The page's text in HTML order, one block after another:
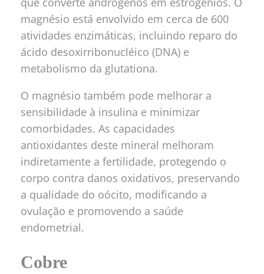
magnésio está envolvido em cerca de 600
atividades enzimáticas, incluindo reparo do
ácido desoxirribonucléico (DNA) e
metabolismo da glutationa.
O magnésio também pode melhorar a
sensibilidade à insulina e minimizar
comorbidades. As capacidades
antioxidantes deste mineral melhoram
indiretamente a fertilidade, protegendo o
corpo contra danos oxidativos, preservando
a qualidade do oócito, modificando a
ovulação e promovendo a saúde
endometrial.
Cobre